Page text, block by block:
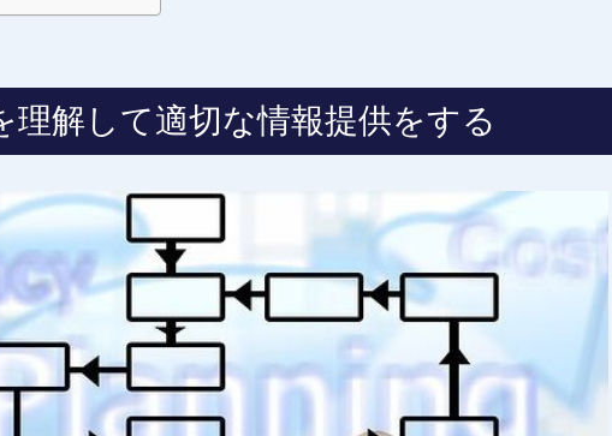
理解して適切な情報提供をする